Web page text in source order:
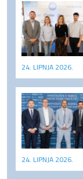
24. LIPNJA 2026.
24. LIPNJA 2026.